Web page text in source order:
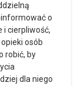
o
i cierpliwość,
osób
robić, by
dla niego